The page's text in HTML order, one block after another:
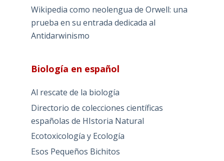
Wikipedia como neolengua de Orwell: una
prueba en su entrada dedicada al
Antidarwinismo
Biología en español
Al rescate de la biología
Directorio de colecciones científicas
españolas de HIstoria Natural
Ecotoxicología y Ecología
Esos Pequeños Bichitos